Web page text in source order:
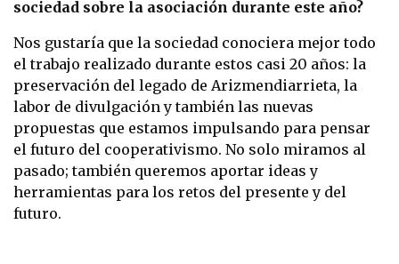
sociedad sobre la asociación durante este año?
Nos gustaría que la sociedad conociera mejor todo
el trabajo realizado durante estos casi 20 años: la
preservación del legado de Arizmendiarrieta, la
labor de divulgación y también las nuevas
propuestas que estamos impulsando para pensar
el futuro del cooperativismo. No solo miramos al
pasado; también queremos aportar ideas y
herramientas para los retos del presente y del
futuro.